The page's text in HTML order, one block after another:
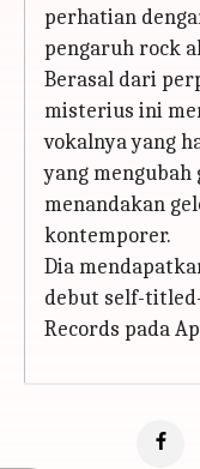
perhatian
pengaruh rock
Berasal dari
misterius ini
vokalnya yang
yang
menandakan
kontemporer.
Dia
debut self-
Records pada